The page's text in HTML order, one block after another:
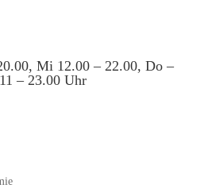
Mi 12.00 – 22.00, Do –
– 23.00 Uhr